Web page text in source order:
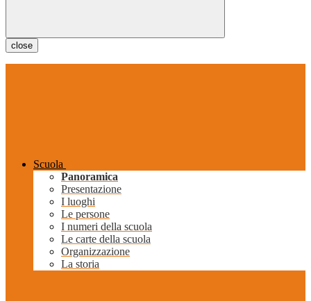
close
Scuola
Panoramica
Presentazione
I luoghi
Le persone
I numeri della scuola
Le carte della scuola
Organizzazione
La storia